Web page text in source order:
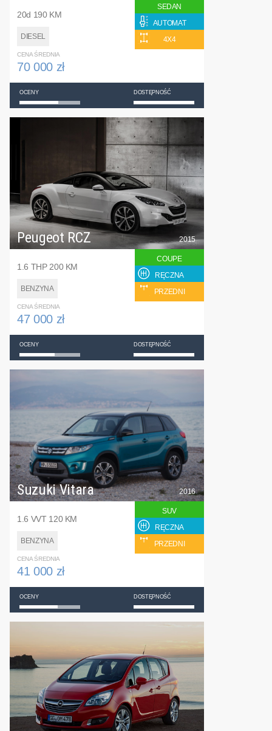
20d 190 KM
DIESEL
SEDAN
AUTOMAT
4X4
CENA ŚREDNIA
70 000 zł
OCENY DOSTĘPNOŚĆ
Peugeot RCZ
1.6 THP 200 KM
BENZYNA
2015
COUPE
RĘCZNA
PRZEDNI
CENA ŚREDNIA
47 000 zł
OCENY DOSTĘPNOŚĆ
Suzuki Vitara
1.6 VVT 120 KM
BENZYNA
2016
SUV
RĘCZNA
PRZEDNI
CENA ŚREDNIA
41 000 zł
OCENY DOSTĘPNOŚĆ